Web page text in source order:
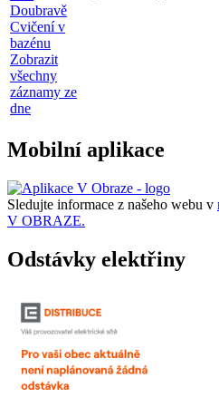
Doubravě
Cvičení v
bazénu
Zobrazit
všechny
záznamy ze
dne
Mobilní aplikace
Sledujte informace z našeho webu v
V OBRAZE.
Odstávky elektřiny